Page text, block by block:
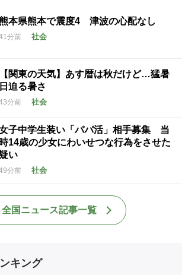
本県熊本で震度4 津波の心配なし
分前 社会
【関東の天気】あす暦は秋だけど…猛暑
日迫る暑さ
分前 社会
子中学生装い「パパ活」相手募集 当
時14歳の少女にわいせつな行為をさせた
疑い
分前 社会
全国ニュース記事一覧
キング